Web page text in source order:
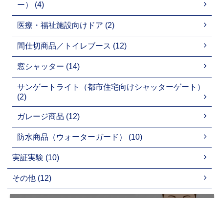
ー） (4)
医療・福祉施設向けドア (2)
間仕切商品／トイレブース (12)
窓シャッター (14)
サンゲートライト（都市住宅向けシャッターゲート）
(2)
ガレージ商品 (12)
防水商品（ウォーターガード） (10)
実証実験 (10)
その他 (12)